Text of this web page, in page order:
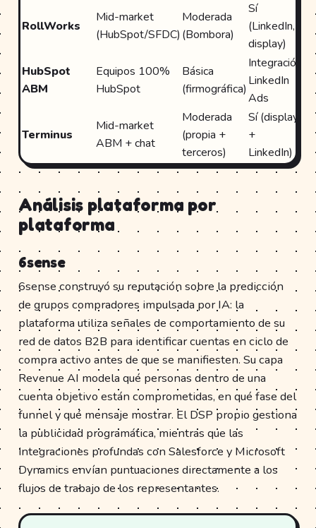
RollWorks
Mid-market
(HubSpot/SFDC)
Moderada
(Bombora)
Sí
(LinkedIn,
display)
HubSpot
ABM
Equipos 100%
HubSpot
Básica
(firmográfica)
Integración
LinkedIn
Ads
Terminus
Mid-market
ABM + chat
Moderada
(propia +
terceros)
Sí (display
+
LinkedIn)
Análisis plataforma por
plataforma
6sense
6sense construyó su reputación sobre la predicción
de grupos compradores impulsada por IA: la
plataforma utiliza señales de comportamiento de su
red de datos B2B para identificar cuentas en ciclo de
compra activo antes de que se manifiesten. Su capa
Revenue AI modela qué personas dentro de una
cuenta objetivo están comprometidas, en qué fase del
funnel y qué mensaje mostrar. El DSP propio gestiona
la publicidad programática, mientras que las
integraciones profundas con Salesforce y Microsoft
Dynamics envían puntuaciones directamente a los
flujos de trabajo de los representantes.